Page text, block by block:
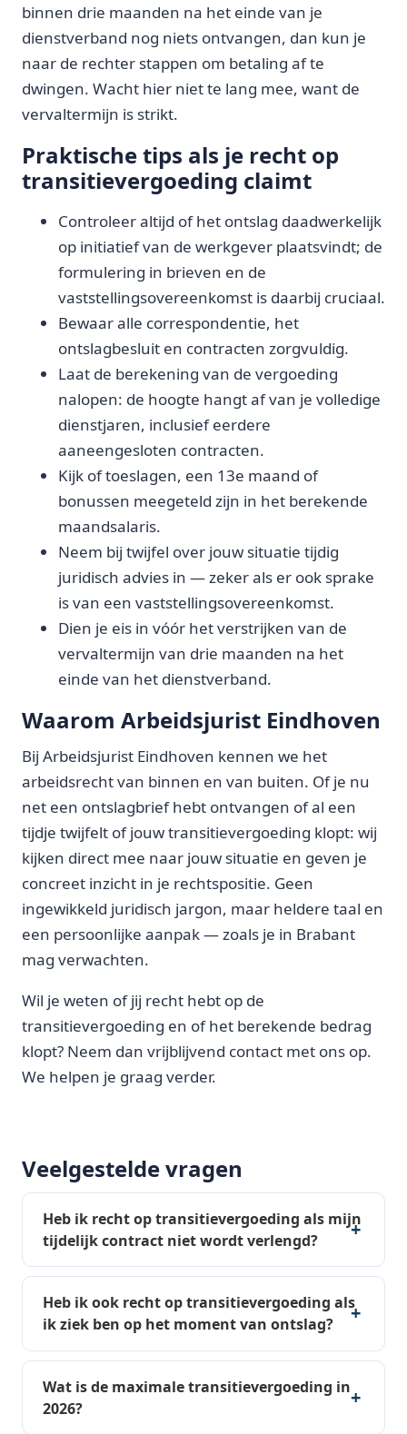
binnen drie maanden na het einde van je
dienstverband nog niets ontvangen, dan kun je
naar de rechter stappen om betaling af te
dwingen. Wacht hier niet te lang mee, want de
vervaltermijn is strikt.
Praktische tips als je recht op
transitievergoeding claimt
Controleer altijd of het ontslag daadwerkelijk
op initiatief van de werkgever plaatsvindt; de
formulering in brieven en de
vaststellingsovereenkomst is daarbij cruciaal.
Bewaar alle correspondentie, het
ontslagbesluit en contracten zorgvuldig.
Laat de berekening van de vergoeding
nalopen: de hoogte hangt af van je volledige
dienstjaren, inclusief eerdere
aaneengesloten contracten.
Kijk of toeslagen, een 13e maand of
bonussen meegeteld zijn in het berekende
maandsalaris.
Neem bij twijfel over jouw situatie tijdig
juridisch advies in — zeker als er ook sprake
is van een vaststellingsovereenkomst.
Dien je eis in vóór het verstrijken van de
vervaltermijn van drie maanden na het
einde van het dienstverband.
Waarom Arbeidsjurist Eindhoven
Bij Arbeidsjurist Eindhoven kennen we het
arbeidsrecht van binnen en van buiten. Of je nu
net een ontslagbrief hebt ontvangen of al een
tijdje twijfelt of jouw transitievergoeding klopt: wij
kijken direct mee naar jouw situatie en geven je
concreet inzicht in je rechtspositie. Geen
ingewikkeld juridisch jargon, maar heldere taal en
een persoonlijke aanpak — zoals je in Brabant
mag verwachten.
Wil je weten of jij recht hebt op de
transitievergoeding en of het berekende bedrag
klopt? Neem dan vrijblijvend contact met ons op.
We helpen je graag verder.
Veelgestelde vragen
Heb ik recht op transitievergoeding als mijn
tijdelijk contract niet wordt verlengd?
Heb ik ook recht op transitievergoeding als
ik ziek ben op het moment van ontslag?
Wat is de maximale transitievergoeding in
2026?